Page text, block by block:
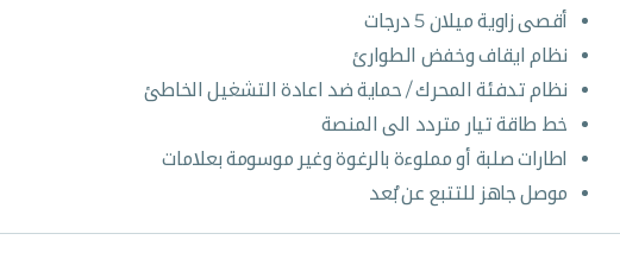
أقصى زاوية ميلان 5 درجات
نظام ايقاف وخفض الطوارئ
نظام تدفئة المحرك / حماية ضد اعادة التشغيل الخاطئ
خط طاقة تيار متردد الى المنصة
اطارات صلبة أو مملوءة بالرغوة وغير موسومة بعلامات
موصل جاهز للتتبع عن بُعد